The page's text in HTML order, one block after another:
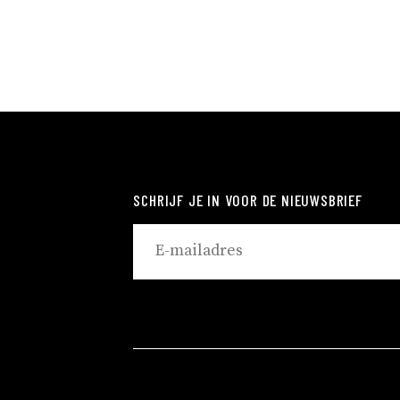
SCHRIJF JE IN VOOR DE NIEUWSBRIEF